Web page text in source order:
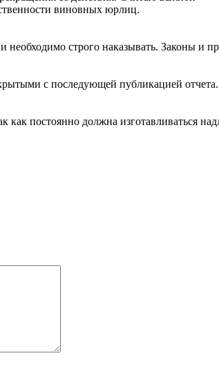
виновных юрлиц.
строго наказывать. Законы и
с последующей публикацией
постоянно должна изготавливаться